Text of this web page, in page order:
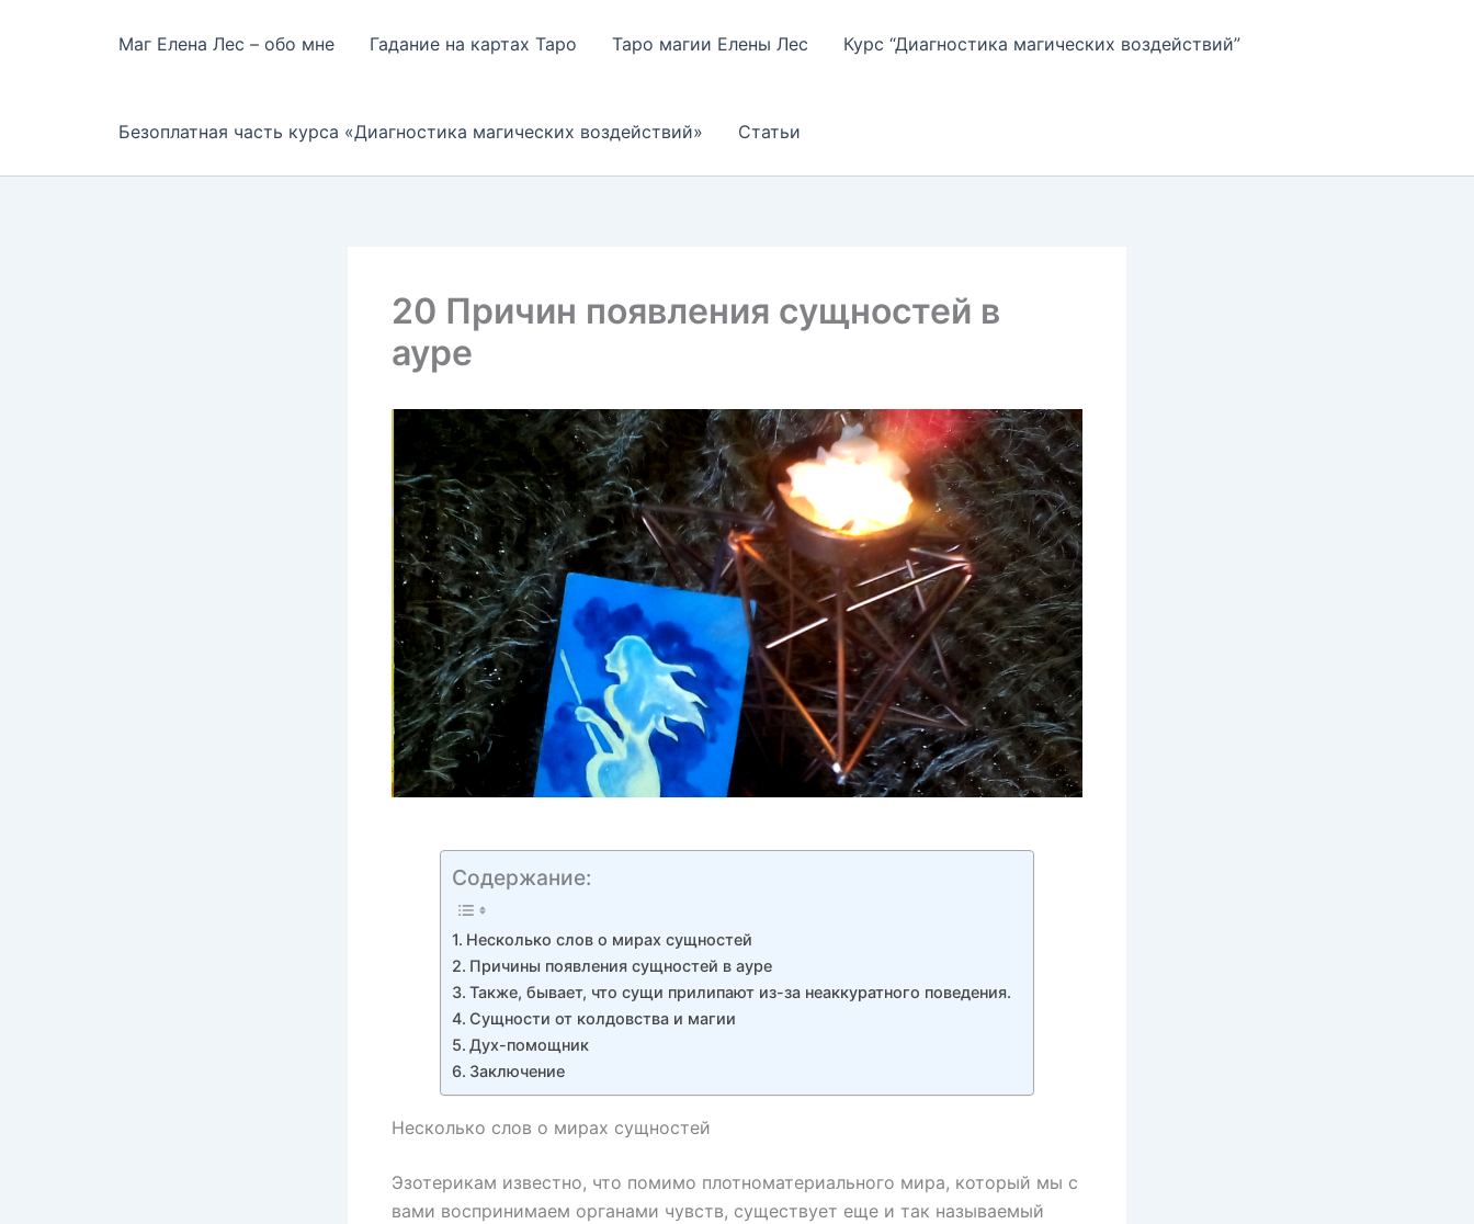
Маг Елена Лес – обо мне Гадание на картах Таро Таро магии Елены Лес Курс “Диагностика магических воздействий”
Безоплатная часть курса «Диагностика магических воздействий» Статьи
20 Причин появления сущностей в
ауре
Содержание:
Несколько слов о мирах сущностей
Причины появления сущностей в ауре
Также, бывает, что сущи прилипают из-за неаккуратного поведения.
Сущности от колдовства и магии
Дух-помощник
Заключение
Несколько слов о мирах сущностей
Эзотерикам известно, что помимо плотноматериального мира, который мы с
вами воспринимаем органами чувств, существует еще и так называемый